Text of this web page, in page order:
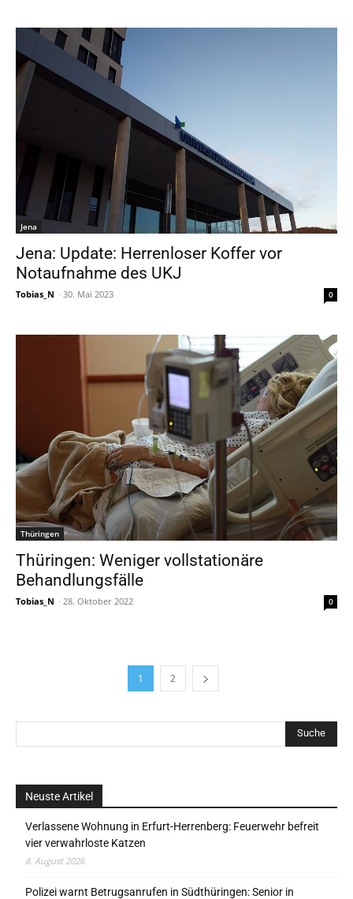
Jena
Jena: Update: Herrenloser Koffer vor
Notaufnahme des UKJ
Tobias_N - 30. Mai 2023 0
Thüringen
Thüringen: Weniger vollstationäre
Behandlungsfälle
Tobias_N - 28. Oktober 2022 0
1 2
Neuste Artikel
Verlassene Wohnung in Erfurt-Herrenberg: Feuerwehr befreit
vier verwahrloste Katzen
8. August 2026
Polizei warnt Betrugsanrufen in Südthüringen: Senior in